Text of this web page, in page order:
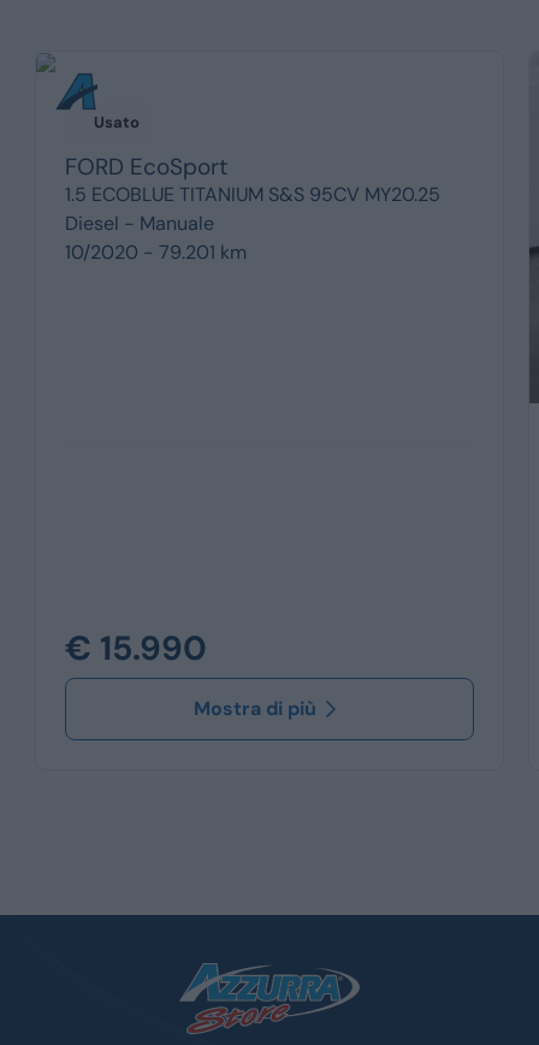
Usato
FORD EcoSport
1.5 ECOBLUE TITANIUM S&S 95CV MY20.25
Diesel - Manuale
10/2020 - 79.201 km
€ 15.990
Mostra di più